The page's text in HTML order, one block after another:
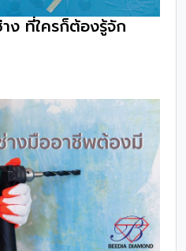
ง ที่ใครก็ต้องรู้จัก